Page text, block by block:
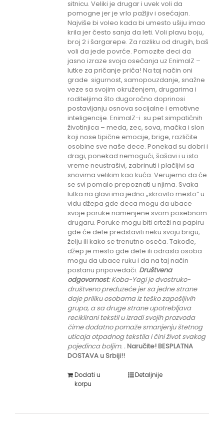
sitnicu. Veliki je drugar i uvek voli da
pomogne jer je vrlo pažljiv i osećajan.
Najviše bi voleo kada bi umesto ušiju imao
krila jer često sanja da leti. Voli plavu boju,
broj 2 i šargarepe. Za razliku od drugih, baš
voli da jede povrće. Pomozite deci da
jasno izraze svoja osećanja uz EnimalZ –
lutke za pričanje priča! Na taj način oni
grade sigurnost, samopouzdanje, snažne
veze sa svojim okruženjem, drugarima i
roditeljima što dugoročno doprinosi
postavljanju osnova socijalne i emotivne
inteligencije. EnimalZ-i su pet simpatičnih
životinjica – meda, zec, sova, mačka i slon
koji nose tipične emocije, brige, različite
osobine sve naše dece. Ponekad su dobri i
dragi, ponekad nemogući, šašavi i u isto
vreme neustrašivi, zabrinuti i plačljivi sa
snovima velikim kao kuća. Verujemo da će
se svi pomalo prepoznati u njima. Svaka
lutka na glavi ima jedno „skrovito mesto“ u
vidu džepa gde deca mogu da ubace
svoje poruke namenjene svom posebnom
drugaru. Poruke mogu biti crteži na papiru
gde će dete predstaviti neku svoju brigu,
želju ili kako se trenutno oseća. Takođe,
džep je mesto gde dete ili odrasla osoba
mogu da ubace ruku i da na taj način
postanu pripovedači. Društvena
odgovornost: Koba-Yagi je dvostruko-
društveno preduzeće jer sa jedne strane
daje prilikuosobama iz teško zapošljivih
grupa, a sa druge strane upotrebljava
reciklirani tekstil u izradi svojih prozvoda
čime dodatno pomaže smanjenju štetnog
uticaja otpadnog tekstila i čini život svakog
pojedinca boljim..Naručite! BESPLATNA
DOSTAVA u Srbiji!!
Dodati u
korpu
Detaljnije